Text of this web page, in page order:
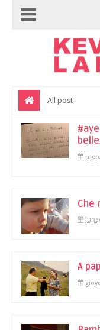
All post
Che
A